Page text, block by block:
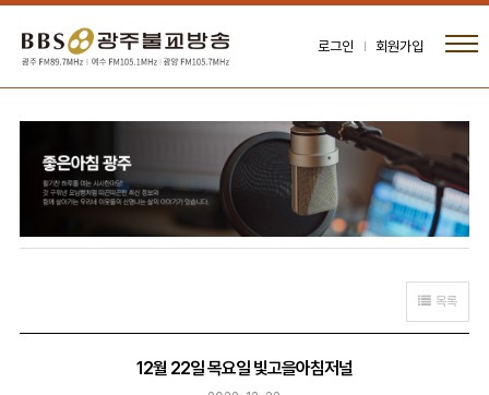
로그인 회원가입
목록
12월 22일 목요일 빛고을아침저널